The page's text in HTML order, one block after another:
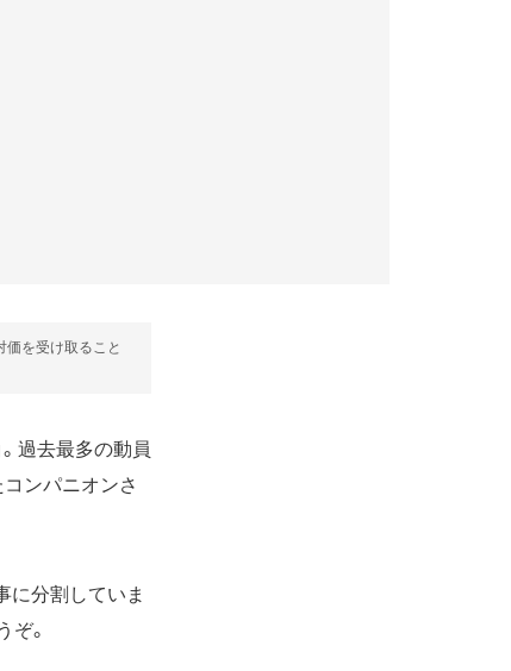
価を受け取ること
過去最多の動員
ンパニオンさ
に分割していま
ぞ。